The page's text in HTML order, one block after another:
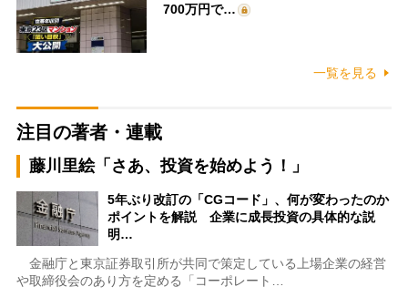
700万円で…
一覧を見る
注目の著者・連載
藤川里絵「さあ、投資を始めよう！」
5年ぶり改訂の「CGコード」、何が変わったのか
ポイントを解説 企業に成長投資の具体的な説
明…
金融庁と東京証券取引所が共同で策定している上場企業の経営
や取締役会のあり方を定める「コーポレート…